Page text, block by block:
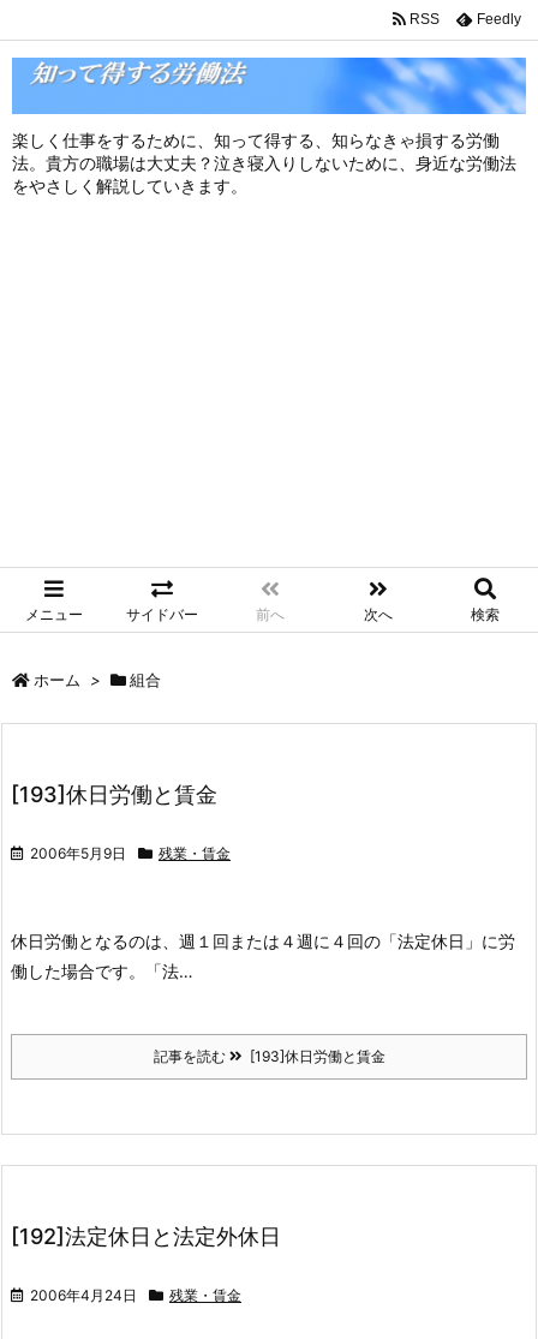
楽しく仕事をするために、知って得する、知らなきゃ損する労働
法。貴方の職場は大丈夫？泣き寝入りしないために、身近な労働法
をやさしく解説していきます。
メニュー サイドバー 前へ 次へ 検索
RSS Feedly
ホーム > 組合
[193]休日労働と賃金
2006年5月9日 残業・賃金
休日労働となるのは、週１回または４週に４回の「法定休日」に労
働した場合です。「法…
記事を読む [193]休日労働と賃金
[192]法定休日と法定外休日
2006年4月24日 残業・賃金